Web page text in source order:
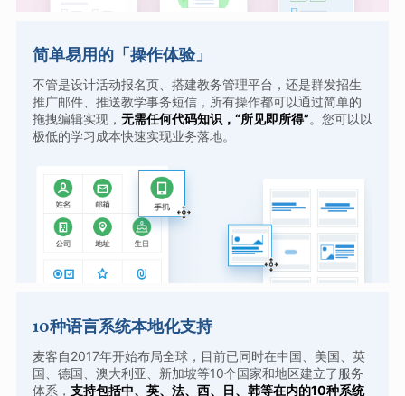
简单易用的「操作体验」
不管是设计活动报名页、搭建教务管理平台，还是群发招生
推广邮件、推送教学事务短信，所有操作都可以通过简单的
拖拽编辑实现， 无需任何代码知识，“所见即所得”。您可以以
极低的学习成本快速实现业务落地。
10种语言系统本地化支持
麦客自2017年开始布局全球，目前已同时在中国、美国、英
国、德国、澳大利亚、新加坡等10个国家和地区建立了服务
体系， 支持包括中、英、法、西、日、韩等在内的10种系统